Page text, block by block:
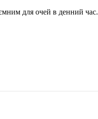
для очей в денний час.